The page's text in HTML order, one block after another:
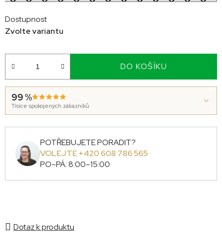
Dostupnost
Zvolte variantu
DO KOŠÍKU
99 %
Tisíce spokojených zákazníků
POTŘEBUJETE PORADIT?
VOLEJTE +420 608 786 565
PO–PÁ: 8:00–15:00
Dotaz k produktu